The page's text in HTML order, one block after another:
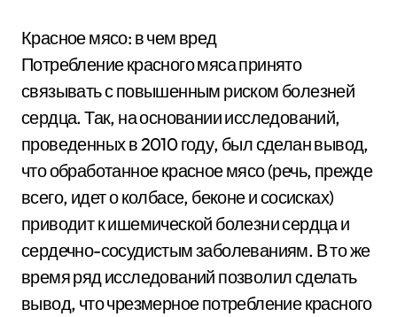
Красное мясо: в чем вред
Потребление красного мяса принято
связывать с повышенным риском болезней
сердца. Так, на основании исследований,
проведенных в 2010 году, был сделан вывод,
что обработанное красное мясо (речь, прежде
всего, идет о колбасе, беконе и сосисках)
приводит к ишемической болезни сердца и
сердечно-сосудистым заболеваниям. В то же
время ряд исследований позволил сделать
вывод, что чрезмерное потребление красного